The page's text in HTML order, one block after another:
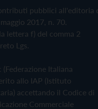
pubblici all'editoria
2017, n. 70.
lettera f) del comma 2
Lgs.
Italiana
allo IAP (Istituto
accettando il Codice di
Commerciale